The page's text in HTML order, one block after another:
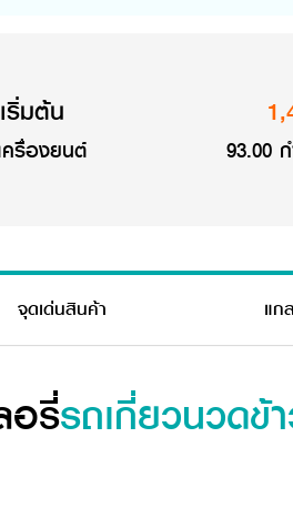
ริ่มต้น
ครื่องยนต์ 93.00
จุดเด่นสินค้า แก
อรี่รถเกี่ยวนวดข้